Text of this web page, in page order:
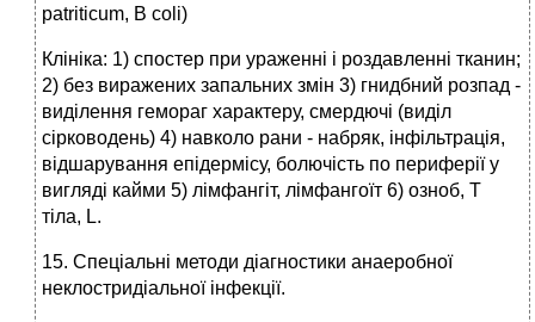
patriticum, B coli)
Клініка: 1) спостер при ураженні і роздавленні тканин;
2) без виражених запальних змін 3) гнидбний розпад -
виділення гемораг характеру, смердючі (виділ
сірководень) 4) навколо рани - набряк, інфільтрація,
відшарування епідермісу, болючість по периферії у
вигляді кайми 5) лімфангіт, лімфангоїт 6) озноб, Т
тіла, L.
15. Спеціальні методи діагностики анаеробної
неклостридіальної інфекції.